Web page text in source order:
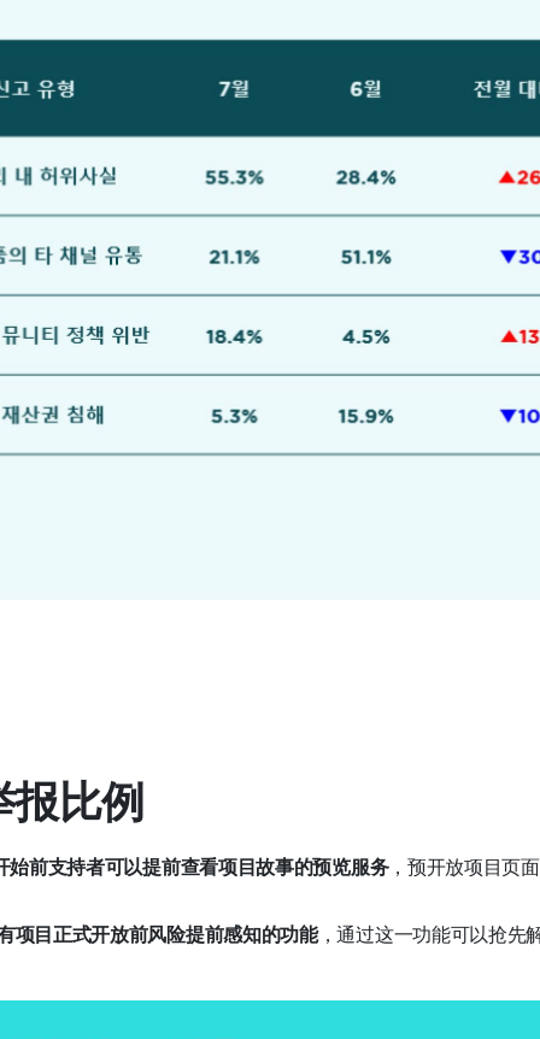
报比例
始前支持者可以提前查看项目故事的预览服务，预开放项目页
项目正式开放前风险提前感知的功能，通过这一功能可以抢先